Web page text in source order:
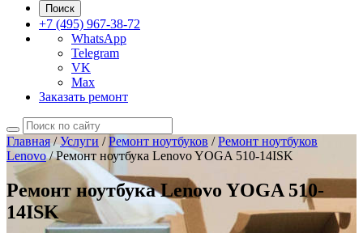
Поиск
+7 (495) 967-38-72
WhatsApp
Telegram
VK
Max
Заказать ремонт
Главная/Услуги /Ремонт ноутбуков /Ремонт ноутбуков
Lenovo/Ремонт ноутбука Lenovo YOGA 510-14ISK
Ремонт ноутбука Lenovo YOGA 510-
14ISK